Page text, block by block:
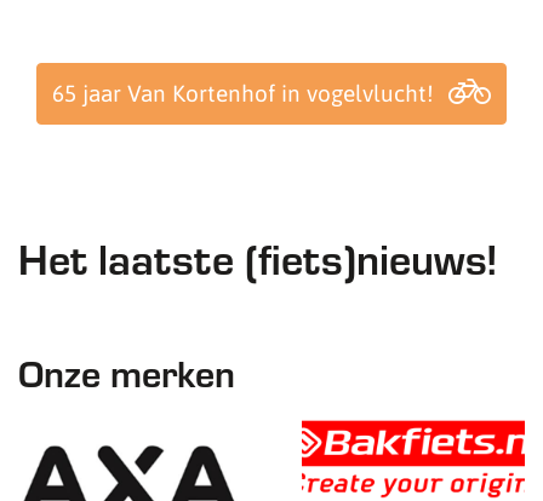
65 jaar Van Kortenhof in vogelvlucht!
Het laatste (fiets)nieuws!
Onze merken